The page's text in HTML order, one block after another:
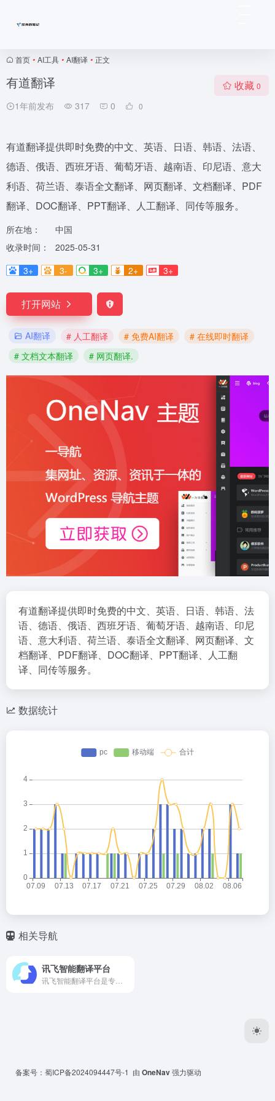
首页 • AI工具 • AI翻译 • 正文
有道翻译
1年前发布 317 0 0
收藏 0
有道翻译提供即时免费的中文、英语、日语、韩语、法语、
德语、俄语、西班牙语、葡萄牙语、越南语、印尼语、意大
利语、荷兰语、泰语全文翻译、网页翻译、文档翻译、PDF
翻译、DOC翻译、PPT翻译、人工翻译、同传等服务。
所在地：
中国
收录时间：
2025-05-31
3+
3- 3+ 2+ 3+
打开网站
AI翻译 # 人工翻译 # 免费AI翻译
# 在线即时翻译
# 文档文本翻译
# 网页翻译.
有道翻译提供即时免费的中文、英语、日语、韩语、法
语、德语、俄语、西班牙语、葡萄牙语、越南语、印尼
语、意大利语、荷兰语、泰语全文翻译、网页翻译、文
档翻译、PDF翻译、DOC翻译、PPT翻译、人工翻
译、同传等服务。
数据统计
相关导航
讯飞智能翻译平台
备案号： 蜀ICP备2024094447号-1 由 OneNav强力驱动